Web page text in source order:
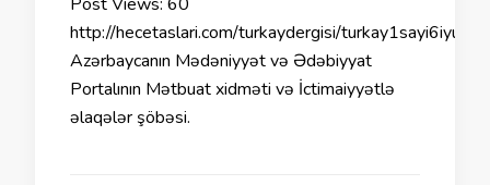
http://hecetaslari.com/turkaydergisi/
Azərbaycanın Mədəniyyət və Ədəbiyyat
Portalının Mətbuat xidməti və İctimaiyyətlə
əlaqələr şöbəsi.